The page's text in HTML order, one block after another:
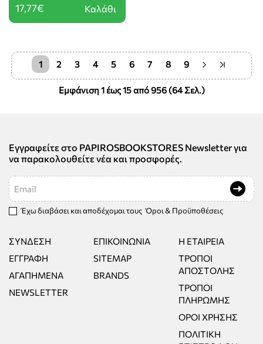
17,77€ Καλάθι
1 2 3 4 5 6 7 8 9
Εμφάνιση 1 έως 15 από 956 (64 Σελ.)
Εγγραφείτε στο PAPIROSBOOKSTORES Newsletter για
να παρακολουθείτε νέα και προσφορές.
Email
Έχω διαβάσει και αποδέχομαι τους Όροι & Προϋποθέσεις
ΣΎΝΔΕΣΗ
ΕΓΓΡΑΦΉ
ΑΓΑΠΗΜΈΝΑ
NEWSLETTER
ΕΠΙΚΟΙΝΩΝΊΑ
SITEMAP
BRANDS
Η ΕΤΑΙΡΕΊΑ
ΤΡΌΠΟΙ
ΑΠΟΣΤΟΛΉΣ
ΤΡΌΠΟΙ
ΠΛΗΡΩΜΉΣ
ΌΡΟΙ ΧΡΉΣΗΣ
ΠΟΛΙΤΙΚΉ